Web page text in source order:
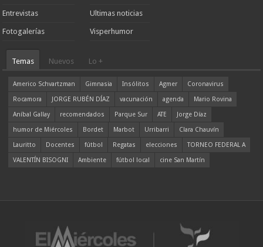
Entrevistas
Fotogalerías
Ultimas noticias
Visperhumor
Temas Nuevos Lo +
Americo Schvartzman Gimnasia Insólitos Agmer
Coronavirus
Rocamora
JORGE RUBÉN DÍAZ vacunación agenda
Mario Rovina
Aníbal Gallay
recomendados Parque Sur ATE
Jorge Díaz
humor de Miércoles
Bordet Marbot Urribarri
Clara Chauvín
Lauritto
Docentes fútbol Regatas elecciones
TORNEO FEDERAL A
VALENTÍN BISOGNI
Ambiente fútbol local cine San Martín